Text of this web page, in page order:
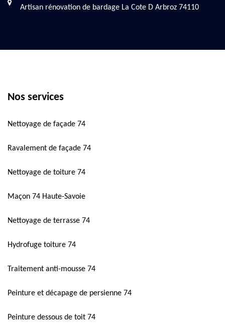
Artisan rénovation de bardage La Cote D Arbroz 74110
Nos services
Nettoyage de façade 74
Ravalement de façade 74
Nettoyage de toiture 74
Maçon 74 Haute-Savoie
Nettoyage de terrasse 74
Hydrofuge toiture 74
Traitement anti-mousse 74
Peinture et décapage de persienne 74
Peinture dessous de toit 74